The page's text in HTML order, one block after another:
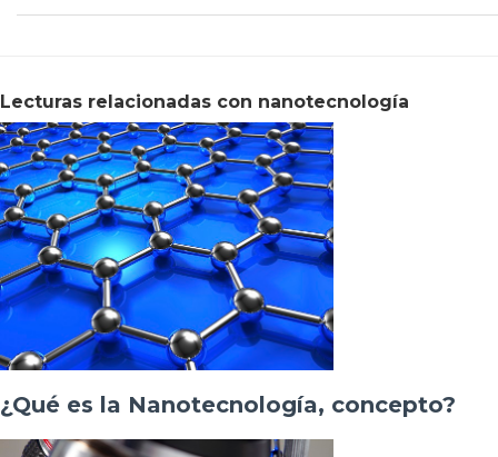
Lecturas relacionadas con nanotecnología
¿Qué es la Nanotecnología, concepto?